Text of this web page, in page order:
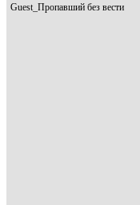
Guest_Пропавший без вести